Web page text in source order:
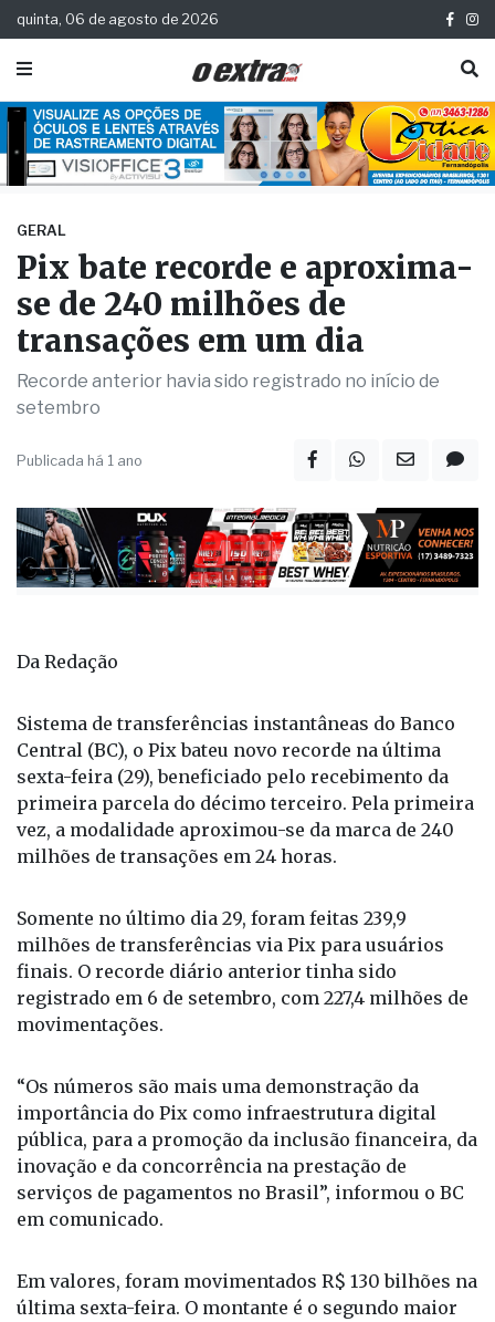
quinta, 06 de agosto de 2026
GERAL
Pix bate recorde e aproxima-
se de 240 milhões de
transações em um dia
Recorde anterior havia sido registrado no início de
setembro
Publicada há 1 ano
Da Redação
Sistema de transferências instantâneas do Banco
Central (BC), o Pix bateu novo recorde na última
sexta-feira (29), beneficiado pelo recebimento da
primeira parcela do décimo terceiro. Pela primeira
vez, a modalidade aproximou-se da marca de 240
milhões de transações em 24 horas.
Somente no último dia 29, foram feitas 239,9
milhões de transferências via Pix para usuários
finais. O recorde diário anterior tinha sido
registrado em 6 de setembro, com 227,4 milhões de
movimentações.
“Os números são mais uma demonstração da
importância do Pix como infraestrutura digital
pública, para a promoção da inclusão financeira, da
inovação e da concorrência na prestação de
serviços de pagamentos no Brasil”, informou o BC
em comunicado.
Em valores, foram movimentados R$ 130 bilhões na
última sexta-feira. O montante é o segundo maior